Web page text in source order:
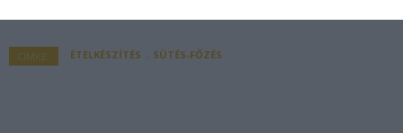
CÍMKE: ÉTELKÉSZÍTÉS SÜTÉS-FŐZÉS